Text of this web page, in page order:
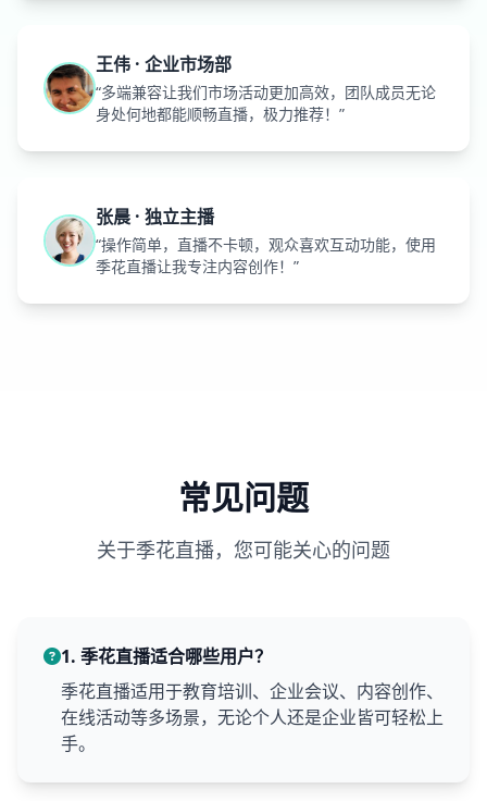
王伟 · 企业市场部
“多端兼容让我们市场活动更加高效，团队成员无论
身处何地都能顺畅直播，极力推荐！”
张晨 · 独立主播
“操作简单，直播不卡顿，观众喜欢互动功能，使用
季花直播让我专注内容创作！”
常见问题
关于季花直播，您可能关心的问题
1. 季花直播适合哪些用户？
季花直播适用于教育培训、企业会议、内容创作、
在线活动等多场景，无论个人还是企业皆可轻松上
手。